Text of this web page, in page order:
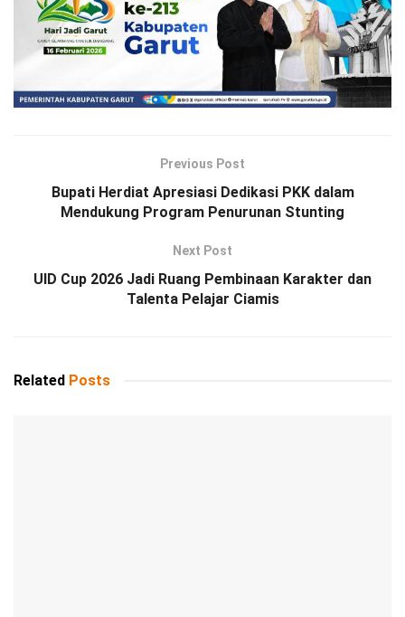
Previous Post
Bupati Herdiat Apresiasi Dedikasi PKK dalam
Mendukung Program Penurunan Stunting
Next Post
UID Cup 2026 Jadi Ruang Pembinaan Karakter dan
Talenta Pelajar Ciamis
Related Posts